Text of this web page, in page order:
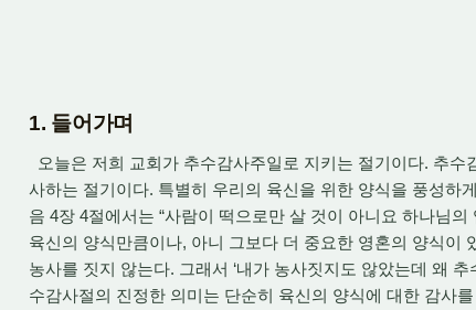
1. 들어가며
오늘은 저희 교회가 추수감사주일로 지키는 절기이다. 추
사하는 절기이다. 특별히 우리의 육신을 위한 양식을 풍성하
음 4장 4절에서는 “사람이 떡으로만 살 것이 아니요 하나님
육신의 양식만큼이나, 아니 그보다 더 중요한 영혼의 양식이
농사를 짓지 않는다. 그래서 ‘내가 농사짓지도 않았는데 왜
수감사절의 진정한 의미는 단순히 육신의 양식에 대한 감사